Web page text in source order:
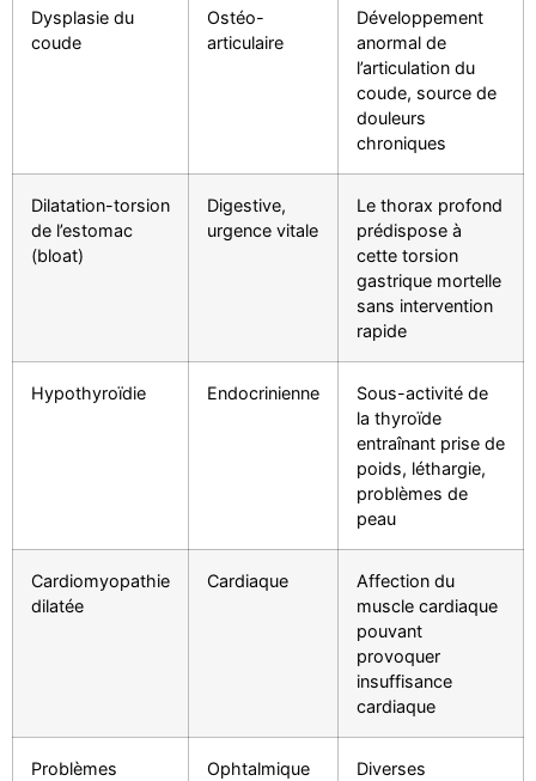
Dysplasie du
coude
Ostéo-
articulaire
Développement
anormal de
l’articulation du
coude, source de
douleurs
chroniques
Dilatation-torsion
de l’estomac
(bloat)
Digestive,
urgence vitale
Le thorax profond
prédispose à
cette torsion
gastrique mortelle
sans intervention
rapide
Hypothyroïdie Endocrinienne
Sous-activité de
la thyroïde
entraînant prise de
poids, léthargie,
problèmes de
peau
Cardiomyopathie
dilatée
Cardiaque
Affection du
muscle cardiaque
pouvant
provoquer
insuffisance
cardiaque
Problèmes
Ophtalmique
Diverses